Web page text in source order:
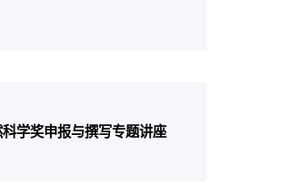
学奖申报与撰写专题讲座